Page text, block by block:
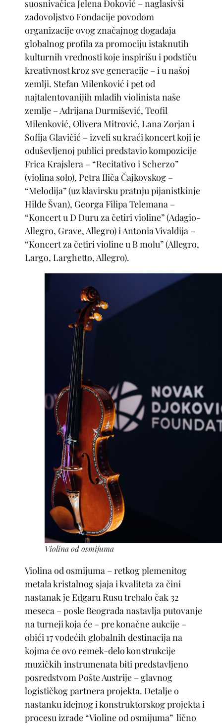
suosnivačica Jelena Đoković – naglasivši
zadovoljstvo Fondacije povodom
organizacije ovog značajnog događaja
globalnog profila za promociju istaknutih
kulturnih vrednosti koje inspirišu i podstiču
kreativnost kroz sve generacije – i u našoj
zemlji. Stefan Milenković i pet od
najtalentovanijih mladih violinista naše
zemlje – Adrijana Durmišević, Teofil
Milenković, Olivera Mitrović, Lana Zorjan i
Sofija Glavičić – izveli su kraći koncert koji je
oduševljenoj publici predstavio kompozicije
Frica Krajslera – “Recitativo i Scherzo”
(violina solo), Petra Iliča Čajkovskog –
“Melodija” (uz klavirsku pratnju pijanistkinje
Hilde Švan), Georga Filipa Telemana –
“Koncert u D Duru za četiri violine” (Adagio-
Allegro, Grave, Allegro) i Antonia Vivaldija –
“Koncert za četiri violine u B molu” (Allegro,
Largo, Larghetto, Allegro).
Violina od osmijuma
Violina od osmijuma – retkog plemenitog
metala kristalnog sjaja i kvaliteta za čini
nastanak je Edgaru Rusu trebalo čak 32
meseca – posle Beograda nastavlja putovanje
na turneji koja će – pre konačne aukcije –
obići 17 vodećih globalnih destinacija na
kojma će ovo remek-delo konstrukcije
muzičkih instrumenata biti predstavljeno
posredstvom Pošte Austrije – glavnog
logističkog partnera projekta. Detalje o
nastanku idejnog i konstruktorskog projekta i
procesu izrade “Violine od osmijuma” lično